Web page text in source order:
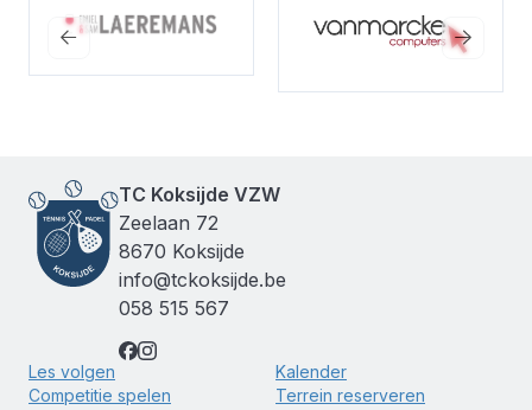
TC Koksijde VZW
Zeelaan 72
8670 Koksijde
info@tckoksijde.be
058 515 567
Les volgen
Competitie spelen
Kalender
Terrein reserveren